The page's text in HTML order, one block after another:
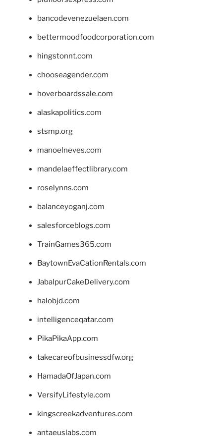
bancodevenezuelaen.com
bettermoodfoodcorporation.com
hingstonnt.com
chooseagender.com
hoverboardssale.com
alaskapolitics.com
stsmp.org
manoelneves.com
mandelaeffectlibrary.com
roselynns.com
balanceyoganj.com
salesforceblogs.com
TrainGames365.com
BaytownEvaCationRentals.com
JabalpurCakeDelivery.com
halobjd.com
intelligenceqatar.com
PikaPikaApp.com
takecareofbusinessdfw.org
HamadaOfJapan.com
VersifyLifestyle.com
kingscreekadventures.com
antaeuslabs.com